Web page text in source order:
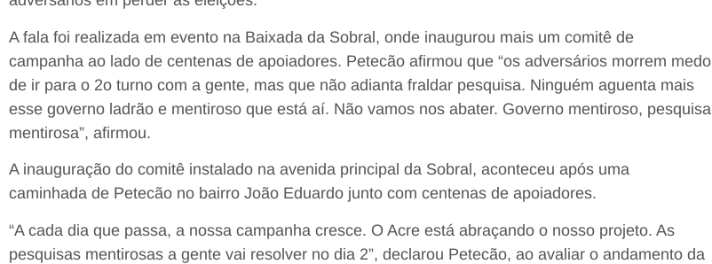
A fala foi realizada em evento na Baixada da Sobral, onde inaugurou mais um comitê de
campanha ao lado de centenas de apoiadores. Petecão afirmou que “os adversários morrem medo
de ir para o 2o turno com a gente, mas que não adianta fraldar pesquisa. Ninguém aguenta mais
esse governo ladrão e mentiroso que está aí. Não vamos nos abater. Governo mentiroso, pesquisa
mentirosa”, afirmou.
A inauguração do comitê instalado na avenida principal da Sobral, aconteceu após uma
caminhada de Petecão no bairro João Eduardo junto com centenas de apoiadores.
“A cada dia que passa, a nossa campanha cresce. O Acre está abraçando o nosso projeto. As
pesquisas mentirosas a gente vai resolver no dia 2”, declarou Petecão, ao avaliar o andamento da